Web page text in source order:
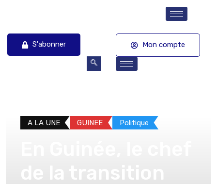
S'abonner Mon compte
A LA UNE GUINEE Politique